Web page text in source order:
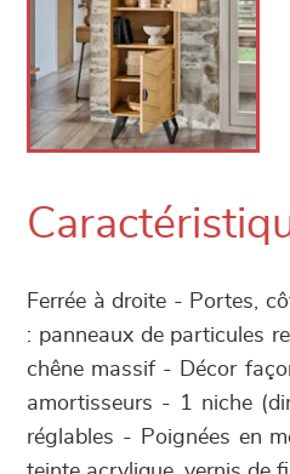
Ferrée à droite - Portes,
: panneaux de particules
chêne massif - Décor
amortisseurs - 1 niche
réglables - Poignées en